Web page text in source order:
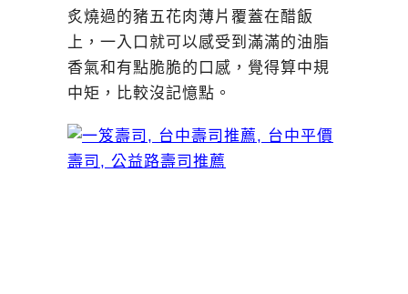
炙燒過的豬五花肉薄片覆蓋在醋飯
上，一入口就可以感受到滿滿的油脂
香氣和有點脆脆的口感，覺得算中規
中矩，比較沒記憶點。